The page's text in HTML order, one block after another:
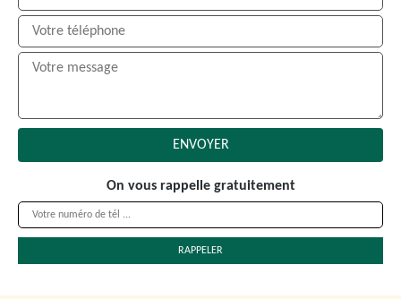
On vous rappelle gratuitement